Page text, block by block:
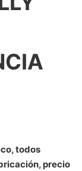
todos
precio